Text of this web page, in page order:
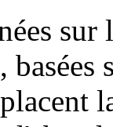
basées